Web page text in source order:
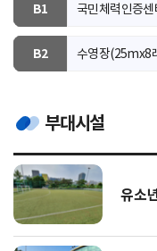
B1 국민체력인증센
B2 수영장(25mx8
부대시설
유소